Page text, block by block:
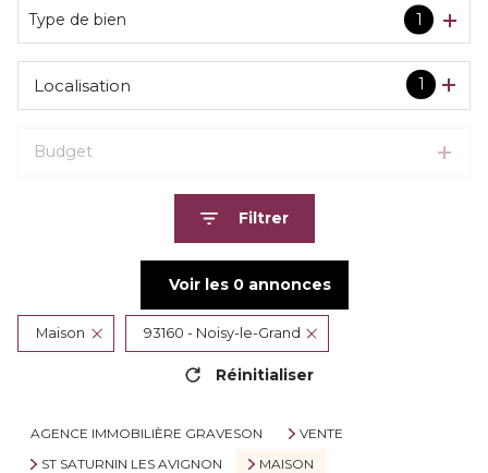
Type de bien 1
1
Localisation
Budget
Filtrer
Voir les 0annonces
Maison 93160 - Noisy-le-Grand
Réinitialiser
AGENCE IMMOBILIÈRE GRAVESON
VENTE
ST SATURNIN LES AVIGNON
MAISON